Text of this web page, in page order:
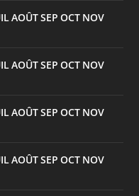
AOÛTSEP OCT NOV
AOÛTSEP OCT NOV
AOÛTSEP OCT NOV
AOÛTSEP OCT NOV